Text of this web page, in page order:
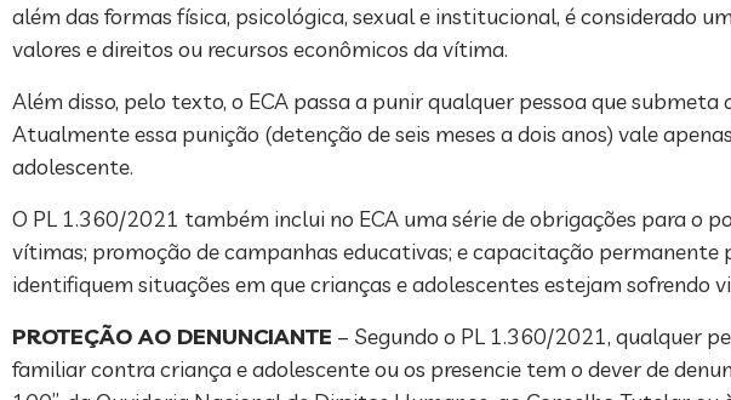
além das formas física, psicológica, sexual e institucional, é considerado
valores e direitos ou recursos econômicos da vítima.
Além disso, pelo texto, o ECA passa a punir qualquer pessoa que
Atualmente essa punição (detenção de seis meses a dois anos) vale
adolescente.
O PL 1.360/2021 também inclui no ECA uma série de obrigações para o
vítimas; promoção de campanhas educativas; e capacitação permanente
identifiquem situações em que crianças e adolescentes estejam
PROTEÇÃO AO DENUNCIANTE – Segundo o PL 1.360/2021, qualquer
familiar contra criança e adolescente ou os presencie tem o dever de